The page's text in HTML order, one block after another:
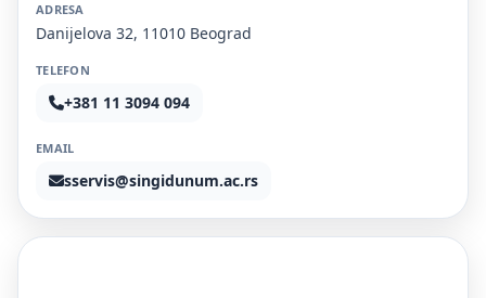
ADRESA
Danijelova 32, 11010 Beograd
TELEFON
+381 11 3094 094
EMAIL
sservis@singidunum.ac.rs